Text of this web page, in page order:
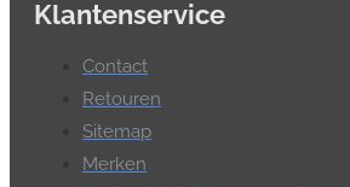
Klantenservice
Contact
Retouren
Sitemap
Merken